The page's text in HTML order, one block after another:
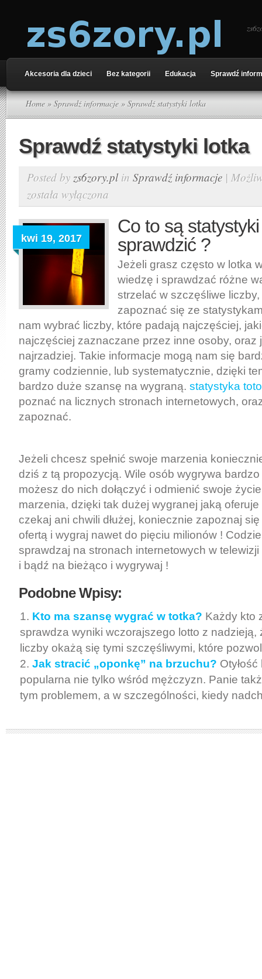
Akcesoria dla dzieci Bez kategorii Edukacja Sprawdź
Home » Sprawdź informacje » Sprawdź statystyki lotka
Sprawdź statystyki lotka
Posted by zs6zory.plin Sprawdź informacje |
została wyłączona
kwi 19, 2017
Co to są
sprawdzić ?
Jeżeli grasz często w lotka
wiedzę i sprawdzać różne
strzelać w szczęśliwe
zapoznać się ze
nam wybrać liczby, które padają najczęściej,
najczęściej zaznaczane przez inne osoby, oraz
najrzadziej. Takie informacje mogą nam się
gramy codziennie, lub systematycznie, dzięki
bardzo duże szansę na wygraną. statystyka
poznać na licznych stronach internetowych,
zapoznać.
Jeżeli chcesz spełnić swoje marzenia
dziś z tą propozycją. Wile osób wygrywa
możesz do nich dołączyć i odmienić swoje
marzenia, dzięki tak dużej wygranej jaką
czekaj ani chwili dłużej, koniecznie zapoznaj
ofertą i wygraj nawet do pięciu milionów !
sprawdzaj na stronach internetowych w
i bądź na bieżąco i wygrywaj !
Podobne Wpisy:
Kto ma szansę wygrać w totka? Każdy kto
sprawdza wyniki wczorajszego lotto z nadzieją,
liczby okażą się tymi szczęśliwymi, które
Jak stracić „oponkę” na brzuchu?
popularna nie tylko wśród mężczyzn. Panie
tym problemem, a w szczególności, kiedy